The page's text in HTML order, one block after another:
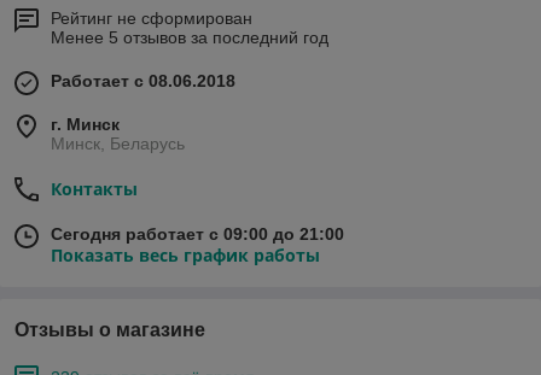
Рейтинг не сформирован
Менее 5 отзывов за последний год
Работает с 08.06.2018
г. Минск
Минск, Беларусь
Контакты
Сегодня работает с 09:00 до 21:00
Показать весь график работы
Отзывы о магазине